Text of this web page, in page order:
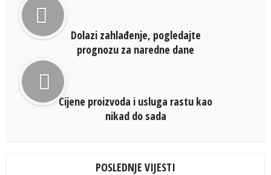
Dolazi zahlađenje, pogledajte
prognozu za naredne dane
Cijene proizvoda i usluga rastu kao
nikad do sada
POSLEDNJE VIJESTI